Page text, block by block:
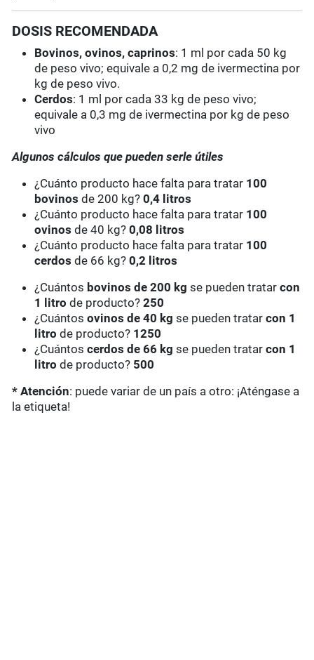
DOSIS RECOMENDADA
Bovinos, ovinos, caprinos: 1 ml por cada 50 kg
de peso vivo; equivale a 0,2 mg de ivermectina por
kg de peso vivo.
Cerdos: 1 ml por cada 33 kg de peso vivo;
equivale a 0,3 mg de ivermectina por kg de peso
vivo
Algunos cálculos que pueden serle útiles
¿Cuánto producto hace falta para tratar 100
bovinosde 200 kg?0,4 litros
¿Cuánto producto hace falta para tratar 100
ovinosde 40 kg?0,08 litros
¿Cuánto producto hace falta para tratar 100
cerdosde 66 kg?0,2 litros
¿Cuántos bovinos de 200 kg se pueden tratarcon
1 litro de producto?250
¿Cuántosovinos de 40 kg se pueden tratarcon 1
litro de producto? 1250
¿Cuántoscerdos de 66 kg se pueden tratarcon 1
litro de producto? 500
* Atención: puede variar de un país a otro: ¡Aténgase a
la etiqueta!